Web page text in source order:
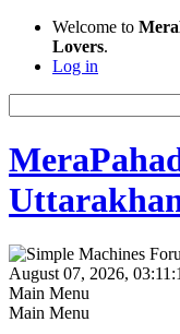
Welcome to
Lovers.
Log in
August 07, 2026,
Main Menu
Main Menu